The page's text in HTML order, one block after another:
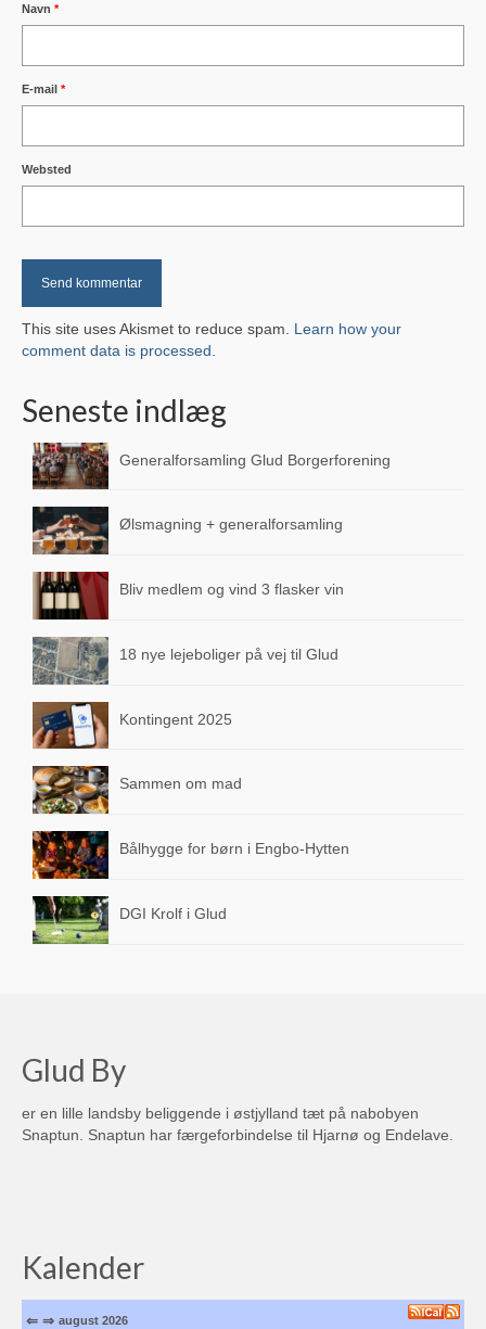
Familien Gluud
Skole & Instutition
Glud Skole
Dagpleje i nærheden
Glud Forsamlingshus
Gludhallen
Ældrecenteret Museumsvænget
Fællesantenne
Natur og stier
Gårdsalg ved landevejen
Renovation
Avisindsamling
Teltudlejning
Glud i medierne
Transport
Busforbindelser
Sejlplan til Hjarnø
Kalender
Navn *
E-mail *
Websted
This site uses Akismet to reduce spam. Learn how your
comment data is processed
Seneste indlæg
Generalforsamling Glud Borgerforening
Ølsmagning + generalforsamling
Bliv medlem og vind 3 flasker vin
18 nye lejeboliger på vej til Glud
Kontingent 2025
Sammen om mad
Bålhygge for børn i Engbo-Hytten
DGI Krolf i Glud
Glud By
er en lille landsby beliggende i østjylland tæt på nabobyen
Snaptun. Snaptun har færgeforbindelse til Hjarnø og Endelave.
Kalender
⇐ ⇒ august 2026